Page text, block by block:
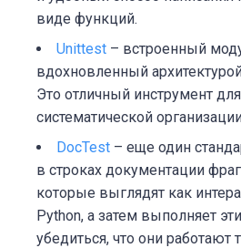
виде функций.
Unittest – встроенный
вдохновленный
Это отличный инструмент
систематической
DocTest – еще один
в строках документации
которые выглядят как
Python, а затем выполняет
убедиться, что они работают